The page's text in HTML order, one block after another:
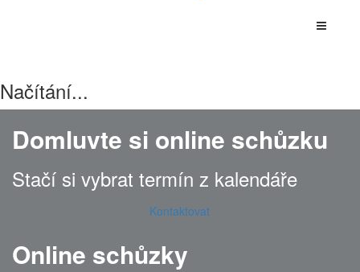
Načítání...
Domluvte si online schůzku
Stačí si vybrat termín z kalendáře
Kontaktovat
Online schůzky